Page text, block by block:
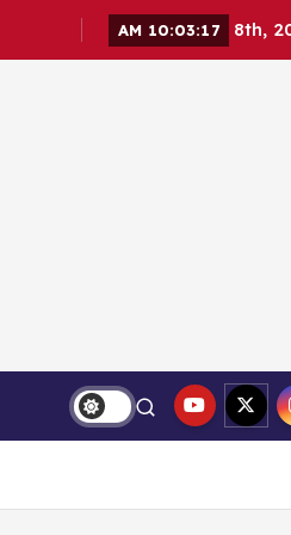
10:03:19 AM